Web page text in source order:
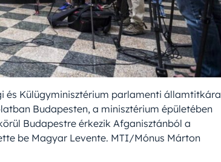
és Külügyminisztérium parlamenti államtitkára
Budapesten, a minisztérium épületében
Budapestre érkezik Afganisztánból a
be Magyar Levente. MTI/Mónus Márton